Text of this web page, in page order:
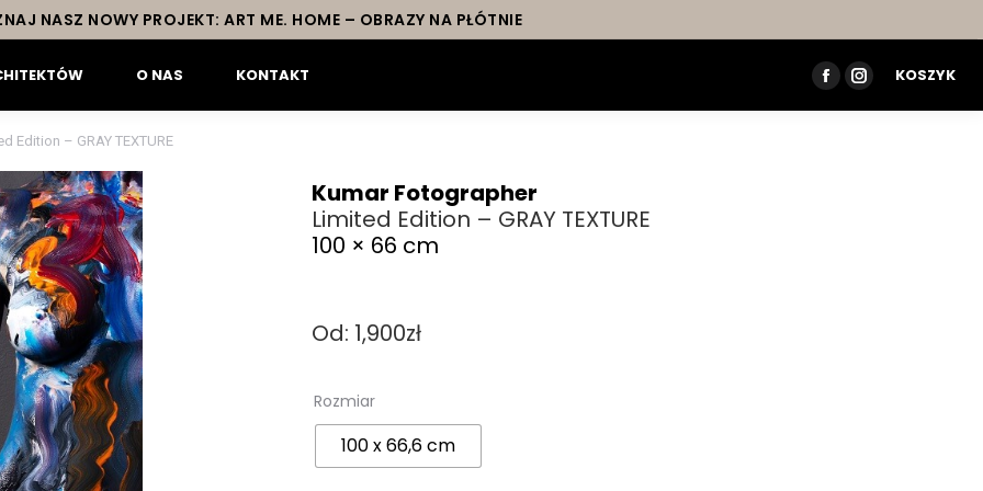
NASZ NOWY PROJEKT: ART ME. HOME – OBRAZY NA PŁÓTNIE
O NAS KONTAKT
FACEBOOK
PAGE
INSTAGRAM
PAGE
KOSZYK
Edition – GRAY TEXTURE
Kumar Fotographer
Limited Edition – GRAY TEXTURE
100 × 66 cm
Od: 1,900zł
Rozmiar
100 x 66,6 cm